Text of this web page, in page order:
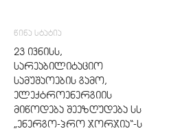
წინა სტატია
23 ივნისს,
სარეაბილიტაციო
სამუშაოების გამო,
ელექტროენერგიის
მიწოდება შეეზღუდება სს
„ენერგო-პრო ჯორჯია“-ს